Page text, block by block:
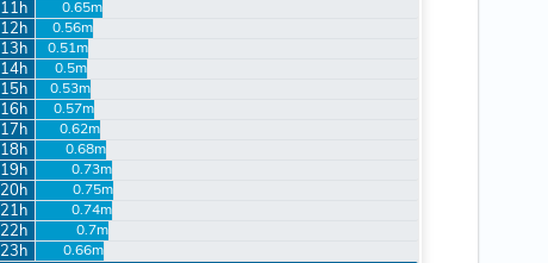
11h 0.65m
12h 0.56m
13h 0.51m
14h 0.5m
15h 0.53m
16h 0.57m
17h 0.62m
18h 0.68m
19h 0.73m
20h 0.75m
21h 0.74m
22h 0.7m
23h 0.66m